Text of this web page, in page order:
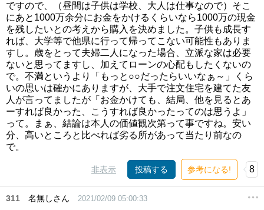
ですので、（昼間は子供は学校、大人は仕事なので）そこ
にあと1000万余分にお金をかけるくらいなら1000万の現金
を残したいとの考えから購入を決めました。子供も成長す
れば、大学等で他県に行って帰ってこない可能性もありま
すし。歳をとって夫婦二人になった場合、立派な家は必要
ないと思ってますし、加えてローンの心配もしたくないの
で。不満というより「もっと○○だったらいいなぁ～」くら
いの思いは確かにありますが、大手で注文住宅を建てた友
人が言ってましたが「お金かけても、結局、他を見るとあ
ーすれば良かった、こうすれば良かったってのは思うよ」
って。まぁ、結論は本人の価値観次第って事ですね。安い
分、高いところと比べれば劣る所があって当たり前なの
で。
非表示 投稿する 参考になる! 8
311 名無しさん 2021/02/09 05:00:33